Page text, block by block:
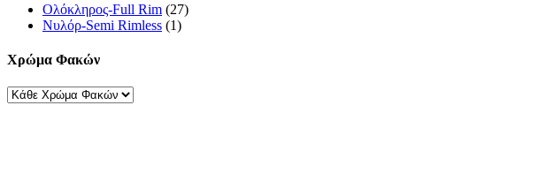
Ολόκληρος-Full Rim (27)
Νυλόρ-Semi Rimless (1)
Χρώμα Φακών